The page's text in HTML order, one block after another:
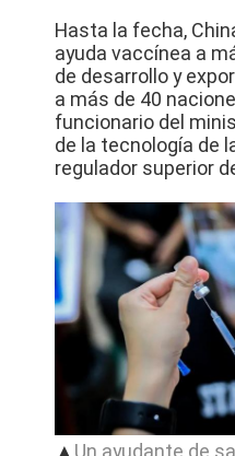
CONTACTO
CON
NOTICIAS
CASOS
MAPA
POLÍTICA
Hasta la fecha,
ayuda vaccínea a
de desarrollo y
a más de 40
funcionario del
de la tecnología de
regulador superior
▲ Un ayudante de